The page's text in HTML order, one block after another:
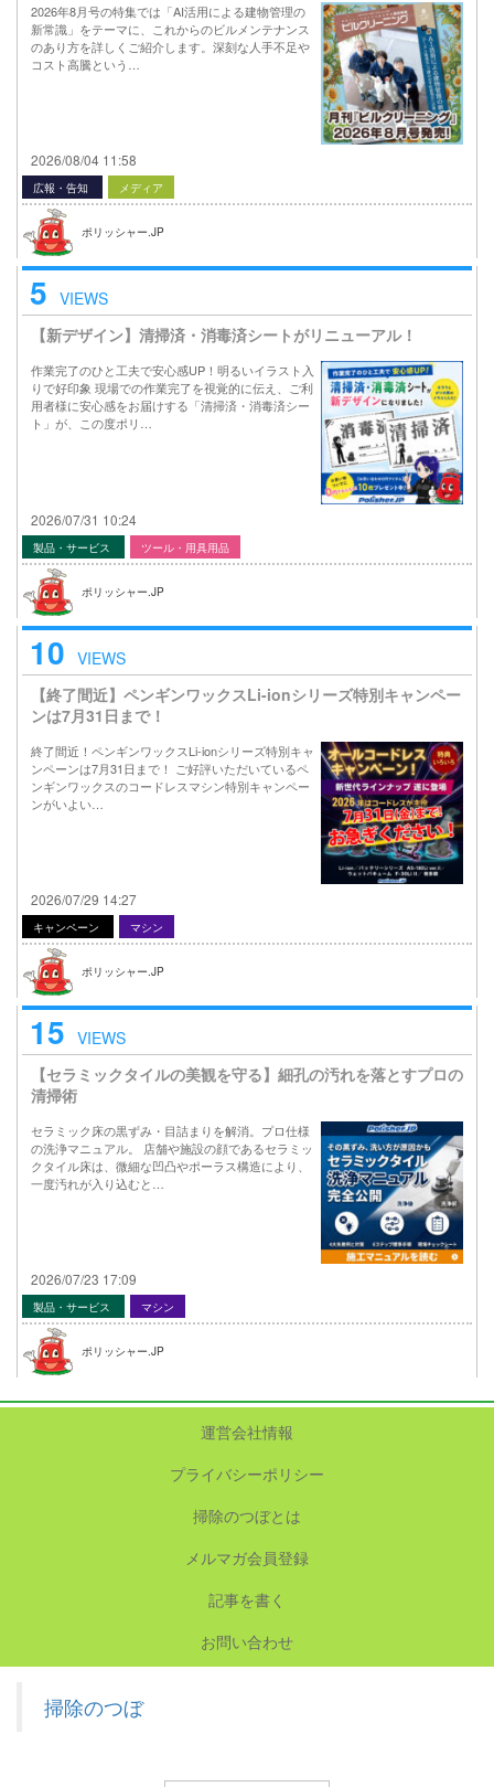
2026年8月号の特集では「AI活用による建物管理の
新常識」をテーマに、これからのビルメンテナンス
のあり方を詳しくご紹介します。深刻な人手不足や
コスト高騰という…
2026/08/04 11:58
広報・告知 メディア
ポリッシャー.JP
5 VIEWS
【新デザイン】清掃済・消毒済シートがリニューアル！
作業完了のひと工夫で安心感UP！明るいイラスト入
りで好印象 現場での作業完了を視覚的に伝え、ご利
用者様に安心感をお届けする「清掃済・消毒済シー
ト」が、この度ポリ…
2026/07/31 10:24
製品・サービス ツール・用具用品
ポリッシャー.JP
10 VIEWS
【終了間近】ペンギンワックスLi-ionシリーズ特別キャンペー
ンは7月31日まで！
終了間近！ペンギンワックスLi-ionシリーズ特別キャ
ンペーンは7月31日まで！ ご好評いただいているペ
ンギンワックスのコードレスマシン特別キャンペー
ンがいよい…
2026/07/29 14:27
キャンペーン マシン
ポリッシャー.JP
15 VIEWS
【セラミックタイルの美観を守る】細孔の汚れを落とすプロの
清掃術
セラミック床の黒ずみ・目詰まりを解消。プロ仕様
の洗浄マニュアル。 店舗や施設の顔であるセラミッ
クタイル床は、微細な凹凸やポーラス構造により、
一度汚れが入り込むと…
2026/07/23 17:09
製品・サービス マシン
ポリッシャー.JP
運営会社情報
プライバシーポリシー
掃除のつぼとは
メルマガ会員登録
記事を書く
お問い合わせ
掃除のつぼ